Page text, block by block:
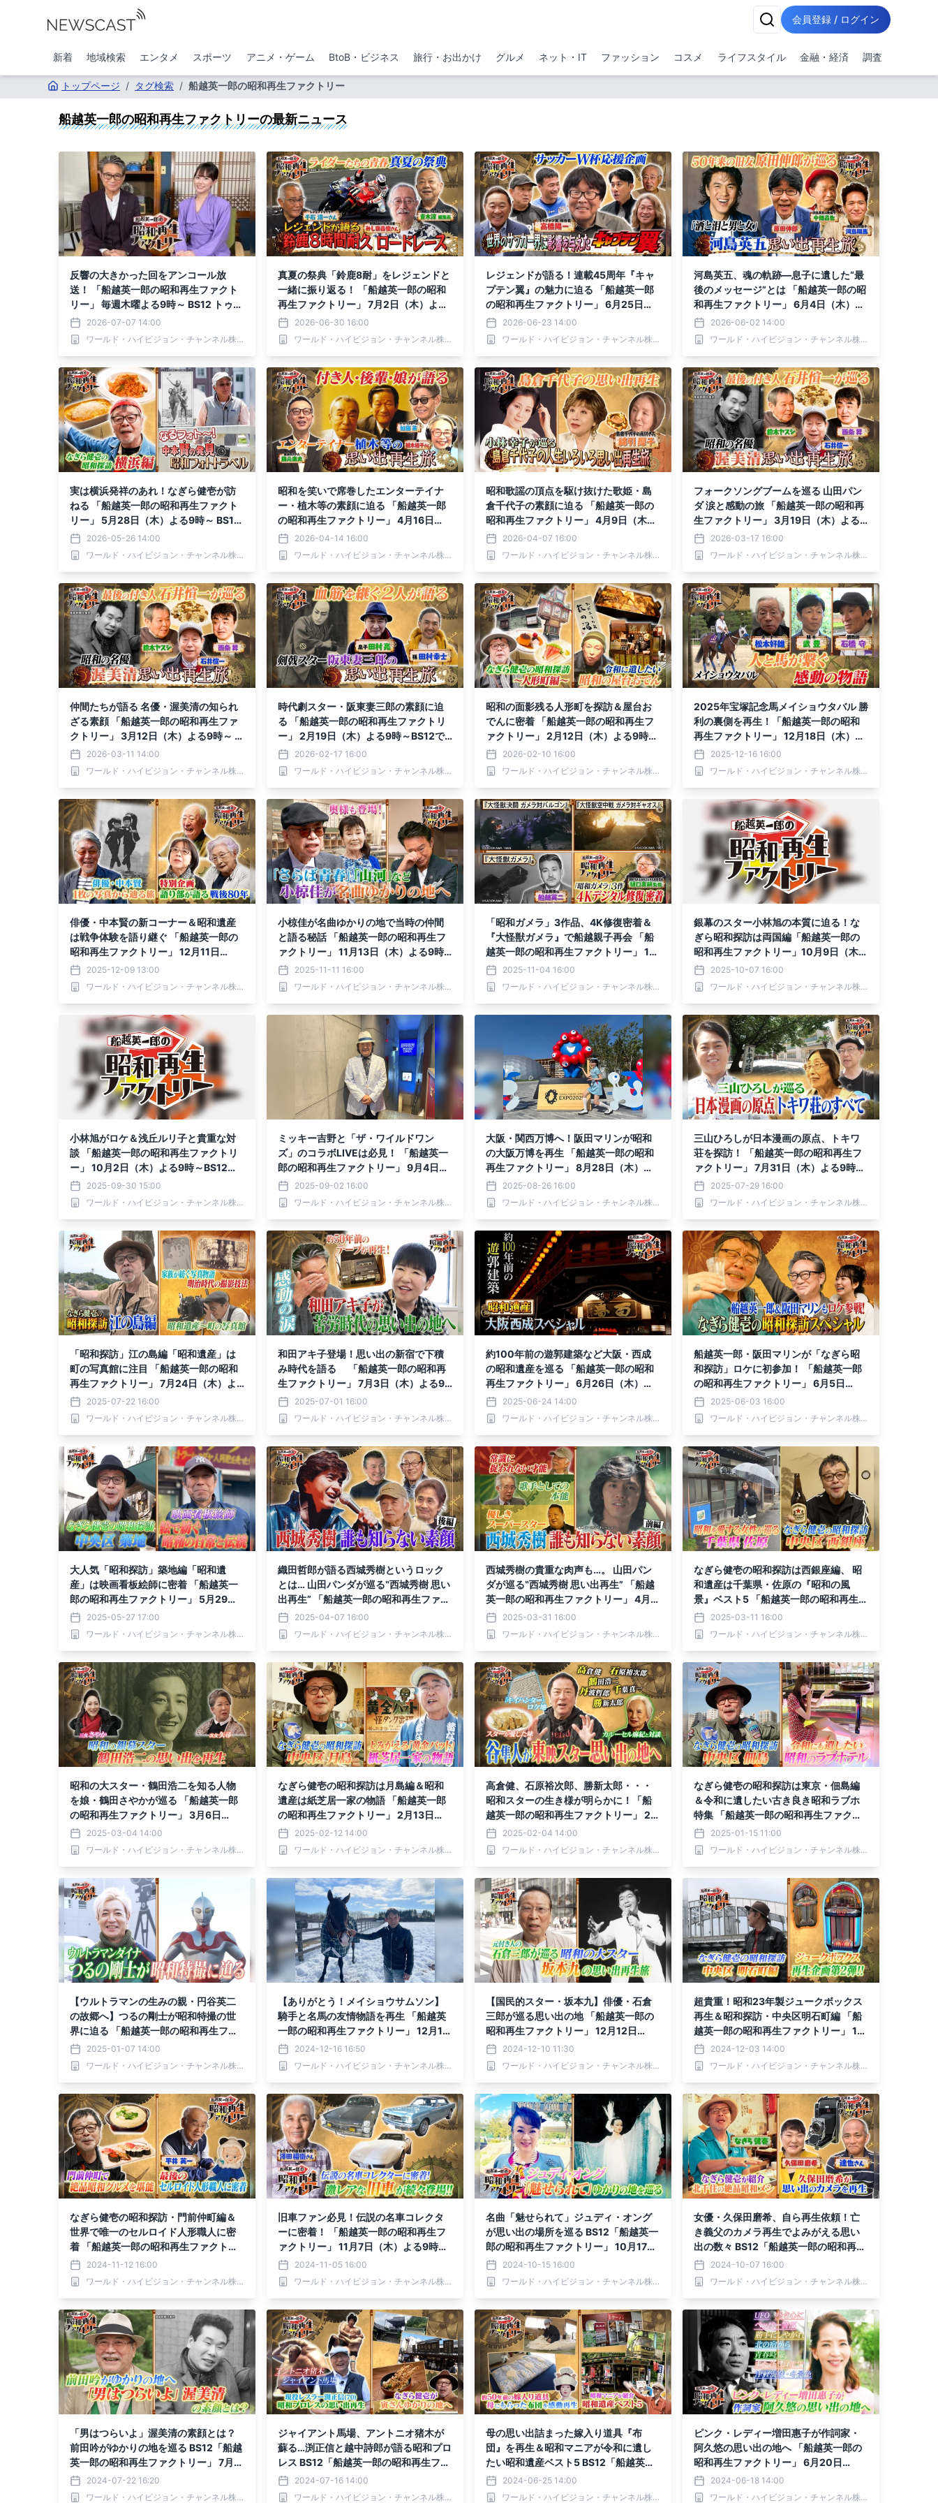
会員登録 / ログイン
新着 地域検索 エンタメ スポーツ アニメ・ゲーム BtoB・ビジネス 旅行・お出かけ グルメ ネット・IT ファッション コスメ ライフスタイル 金融・経済 調査
トップページ / タグ検索 / 船越英一郎の昭和再生ファクトリー
船越英一郎の昭和再生ファクトリーの最新ニュース
反響の大きかった回をアンコール放
送！ 「船越英一郎の昭和再生ファクト
リー」 毎週木曜よる9時～ BS12 トゥエ
ルビで放送
2026-07-07 14:00
ワールド・ハイビジョン・チャンネル株式会社
真夏の祭典「鈴鹿8耐」をレジェンドと
一緒に振り返る！ 「船越英一郎の昭和
再生ファクトリー」 7月2日（木）よる
9時～ BS12 トゥエルビで放送
2026-06-30 16:00
ワールド・ハイビジョン・チャンネル株式会社
レジェンドが語る！連載45周年『キャ
プテン翼』の魅力に迫る 「船越英一郎
の昭和再生ファクトリー」 6月25日
（木）よる9時～ BS12 トゥエルビで放
送
2026-06-23 14:00
ワールド・ハイビジョン・チャンネル株式会社
河島英五、魂の軌跡―息子に遺した“最
後のメッセージ”とは 「船越英一郎の昭
和再生ファクトリー」 6月4日（木）よ
る9時～ BS12 トゥエルビで放送
2026-06-02 14:00
ワールド・ハイビジョン・チャンネル株式会社
実は横浜発祥のあれ！なぎら健壱が訪
ねる 「船越英一郎の昭和再生ファクト
リー」 5月28日（木）よる9時～ BS12
トゥエルビで放送
2026-05-26 14:00
ワールド・ハイビジョン・チャンネル株式会社
昭和を笑いで席巻したエンターテイナ
ー・植木等の素顔に迫る 「船越英一郎
の昭和再生ファクトリー」 4月16日
（木）よる9時～ BS12 トゥエルビで放
送
2026-04-14 16:00
ワールド・ハイビジョン・チャンネル株式会社
昭和歌謡の頂点を駆け抜けた歌姫・島
倉千代子の素顔に迫る 「船越英一郎の
昭和再生ファクトリー」 4月9日（木）
よる9時～ BS12 トゥエルビで放送
2026-04-07 16:00
ワールド・ハイビジョン・チャンネル株式会社
フォークソングブームを巡る 山田パン
ダ 涙と感動の旅 「船越英一郎の昭和再
生ファクトリー」 3月19日（木）よる9
時～ BS12 トゥエルビで放送
2026-03-17 16:00
ワールド・ハイビジョン・チャンネル株式会社
仲間たちが語る 名優・渥美清の知られ
ざる素顔 「船越英一郎の昭和再生ファ
クトリー」 3月12日（木）よる9時～ B
S12 トゥエルビで放送
2026-03-11 14:00
ワールド・ハイビジョン・チャンネル株式会社
時代劇スター・阪東妻三郎の素顔に迫
る 「船越英一郎の昭和再生ファクトリ
ー」 2月19日（木）よる9時～BS12で
放送2026-02-17 16:00
ワールド・ハイビジョン・チャンネル株式会社
昭和の面影残る人形町を探訪＆屋台お
でんに密着 「船越英一郎の昭和再生フ
ァクトリー」 2月12日（木）よる9時～
BS12で放送
2026-02-10 16:00
ワールド・ハイビジョン・チャンネル株式会社
2025年宝塚記念馬メイショウタバル 勝
利の裏側を再生！「船越英一郎の昭和
再生ファクトリー」 12月18日（木）よ
る9時～BS12で放送
2025-12-16 16:00
ワールド・ハイビジョン・チャンネル株式会社
俳優・中本賢の新コーナー＆昭和遺産
は戦争体験を語り継ぐ 「船越英一郎の
昭和再生ファクトリー」 12月11日
（木）よる9時～BS12で放送
2025-12-09 13:00
ワールド・ハイビジョン・チャンネル株式会社
小椋佳が名曲ゆかりの地で当時の仲間
と語る秘話 「船越英一郎の昭和再生フ
ァクトリー」 11月13日（木）よる9時
～BS12で放送
2025-11-11 16:00
ワールド・ハイビジョン・チャンネル株式会社
「昭和ガメラ」3作品、4K修復密着＆
『大怪獣ガメラ』で船越親子再会 「船
越英一郎の昭和再生ファクトリー」 11
月6日（木）よる9時～BS12で放送
2025-11-04 16:00
ワールド・ハイビジョン・チャンネル株式会社
銀幕のスター小林旭の本質に迫る！な
ぎら昭和探訪は両国編「船越英一郎の
昭和再生ファクトリー」10月9日（木）
よる9時～BS12で放送
2025-10-07 16:00
ワールド・ハイビジョン・チャンネル株式会社
小林旭がロケ＆浅丘ルリ子と貴重な対
談 「船越英一郎の昭和再生ファクトリ
ー」 10月2日（木）よる9時～BS12で
放送2025-09-30 15:00
ワールド・ハイビジョン・チャンネル株式会社
ミッキー吉野と「ザ・ワイルドワン
ズ」のコラボLIVEは必見！ 「船越英一
郎の昭和再生ファクトリー」 9月4日
（木）よる9時～BS12で放送
2025-09-02 16:00
ワールド・ハイビジョン・チャンネル株式会社
大阪・関西万博へ！阪田マリンが昭和
の大阪万博を再生 「船越英一郎の昭和
再生ファクトリー」 8月28日（木）よ
る9時～BS12で放送
2025-08-26 16:00
ワールド・ハイビジョン・チャンネル株式会社
三山ひろしが日本漫画の原点、トキワ
荘を探訪！ 「船越英一郎の昭和再生フ
ァクトリー」 7月31日（木）よる9時～
BS12で放送
2025-07-29 16:00
ワールド・ハイビジョン・チャンネル株式会社
「昭和探訪」江の島編「昭和遺産」は
町の写真館に注目 「船越英一郎の昭和
再生ファクトリー」 7月24日（木）よ
る9時～BS12で放送
2025-07-22 16:00
ワールド・ハイビジョン・チャンネル株式会社
和田アキ子登場！思い出の新宿で下積
み時代を語る 「船越英一郎の昭和再
生ファクトリー」 7月3日（木）よる9
時～BS12で放送
2025-07-01 16:00
ワールド・ハイビジョン・チャンネル株式会社
約100年前の遊郭建築など大阪・西成
の昭和遺産を巡る 「船越英一郎の昭和
再生ファクトリー」 6月26日（木）よ
る9時～BS12で放送
2025-06-24 14:00
ワールド・ハイビジョン・チャンネル株式会社
船越英一郎・阪田マリンが「なぎら昭
和探訪」ロケに初参加！ 「船越英一郎
の昭和再生ファクトリー」 6月5日
（木）よる9時～BS12で放送
2025-06-03 16:00
ワールド・ハイビジョン・チャンネル株式会社
大人気「昭和探訪」築地編「昭和遺
産」は映画看板絵師に密着 「船越英一
郎の昭和再生ファクトリー」 5月29日
（木）よる9時～BS12で放送
2025-05-27 17:00
ワールド・ハイビジョン・チャンネル株式会社
織田哲郎が語る西城秀樹というロック
とは… 山田パンダが巡る‟西城秀樹 思い
出再生” 「船越英一郎の昭和再生ファク
トリー」 4月10日（木）よる9時～BS1
2で放送
2025-04-07 16:00
ワールド・ハイビジョン・チャンネル株式会社
西城秀樹の貴重な肉声も…。 山田パン
ダが巡る‟西城秀樹 思い出再生” 「船越
英一郎の昭和再生ファクトリー」 4月3
日（木）よる9時～BS12で放送
2025-03-31 16:00
ワールド・ハイビジョン・チャンネル株式会社
なぎら健壱の昭和探訪は西銀座編、 昭
和遺産は千葉県・佐原の『昭和の風
景』ベスト5 「船越英一郎の昭和再生フ
ァクトリー」 3月13日（木）よる9時～
BS12で放送
2025-03-11 16:00
ワールド・ハイビジョン・チャンネル株式会社
昭和の大スター・鶴田浩二を知る人物
を娘・鶴田さやかが巡る 「船越英一郎
の昭和再生ファクトリー」 3月6日
（木）よる9時～BS12で放送
2025-03-04 14:00
ワールド・ハイビジョン・チャンネル株式会社
なぎら健壱の昭和探訪は月島編＆昭和
遺産は紙芝居一家の物語 「船越英一郎
の昭和再生ファクトリー」 2月13日
（木）よる9時～BS12で放送
2025-02-12 14:00
ワールド・ハイビジョン・チャンネル株式会社
高倉健、石原裕次郎、勝新太郎・・・
昭和スターの生き様が明らかに！「船
越英一郎の昭和再生ファクトリー」 2月
6日（木）よる9時～BS12で放送
2025-02-04 14:00
ワールド・ハイビジョン・チャンネル株式会社
なぎら健壱の昭和探訪は東京・佃島編
＆令和に遺したい古き良き昭和ラブホ
特集 「船越英一郎の昭和再生ファクト
リー」 1月16日（木）よる9時～BS12
で放送
2025-01-15 11:00
ワールド・ハイビジョン・チャンネル株式会社
【ウルトラマンの生みの親・円谷英二
の故郷へ】つるの剛士が昭和特撮の世
界に迫る 「船越英一郎の昭和再生ファ
クトリー」 1月9日（木）よる9時～BS1
2で放送
2025-01-07 14:00
ワールド・ハイビジョン・チャンネル株式会社
【ありがとう！メイショウサムソン】
騎手と名馬の友情物語を再生 「船越英
一郎の昭和再生ファクトリー」 12月19
日（木）よる9時～BS12で追悼アンコ
ール放送
2024-12-16 16:50
ワールド・ハイビジョン・チャンネル株式会社
【国民的スター・坂本九】俳優・石倉
三郎が巡る思い出の地 「船越英一郎の
昭和再生ファクトリー」 12月12日
（木）よる9時～BS12で放送
2024-12-10 11:30
ワールド・ハイビジョン・チャンネル株式会社
超貴重！昭和23年製ジュークボックス
再生＆昭和探訪・中央区明石町編 「船
越英一郎の昭和再生ファクトリー」 12
月5日（木）よる9時～BS12で放送
2024-12-03 14:00
ワールド・ハイビジョン・チャンネル株式会社
なぎら健壱の昭和探訪・門前仲町編＆
世界で唯一のセルロイド人形職人に密
着 「船越英一郎の昭和再生ファクトリ
ー」 11月14日（木）よる9時～BS12で
放送
2024-11-12 16:00
ワールド・ハイビジョン・チャンネル株式会社
旧車ファン必見！伝説の名車コレクタ
ーに密着！ 「船越英一郎の昭和再生フ
ァクトリー」 11月7日（木）よる9時～
BS12で放送
2024-11-05 16:00
ワールド・ハイビジョン・チャンネル株式会社
名曲「魅せられて」ジュディ・オング
が思い出の場所を巡る BS12「船越英一
郎の昭和再生ファクトリー」 10月17日
（木）よる9時～放送
2024-10-15 16:00
ワールド・ハイビジョン・チャンネル株式会社
女優・久保田磨希、自ら再生依頼！亡
き義父のカメラ再生でよみがえる思い
出の数々 BS12「船越英一郎の昭和再生
ファクトリー」 10月10日（木）よる9
時～放送
2024-10-07 16:00
ワールド・ハイビジョン・チャンネル株式会社
「男はつらいよ」渥美清の素顔とは？
前田吟がゆかりの地を巡る BS12「船越
英一郎の昭和再生ファクトリー」 7月2
5日（木）よる9時～放送
2024-07-22 16:20
ワールド・ハイビジョン・チャンネル株式会社
ジャイアント馬場、アントニオ猪木が
蘇る…渕正信と越中詩郎が語る昭和プロ
レス BS12「船越英一郎の昭和再生ファ
クトリー」 7月18日（木）よる9時～放
送
2024-07-16 14:00
ワールド・ハイビジョン・チャンネル株式会社
母の思い出詰まった嫁入り道具『布
団』を再生＆昭和マニアが令和に遺し
たい昭和遺産ベスト5 BS12「船越英一
郎の昭和再生ファクトリー」 6月27日
（木）よる9時～放送
2024-06-25 14:00
ワールド・ハイビジョン・チャンネル株式会社
ピンク・レディー増田惠子が作詞家・
阿久悠の思い出の地へ 「船越英一郎の
昭和再生ファクトリー」 6月20日
（木）よる9時～BS12で放送
2024-06-18 14:00
ワールド・ハイビジョン・チャンネル株式会社